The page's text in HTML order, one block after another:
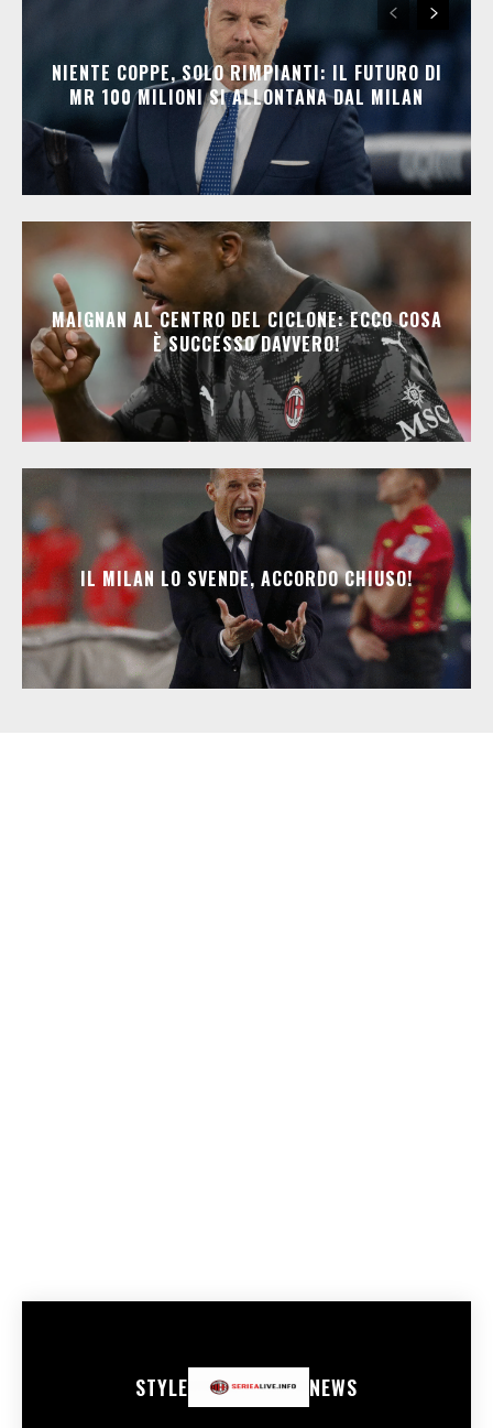
NIENTE COPPE, SOLO RIMPIANTI: IL FUTURO DI
MR 100 MILIONI SI ALLONTANA DAL MILAN
MAIGNAN AL CENTRO DEL CICLONE: ECCO COSA
È SUCCESSO DAVVERO!
IL MILAN LO SVENDE, ACCORDO CHIUSO!
STYLE NEWS